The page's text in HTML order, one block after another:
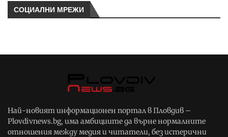
СОЦИАЛНИ МРЕЖИ
Най-новият информационен портал в Пловдив –
Plovdivnews.bg, има амбициите да върне нормалните
отношения между медия и читатели, без истерични